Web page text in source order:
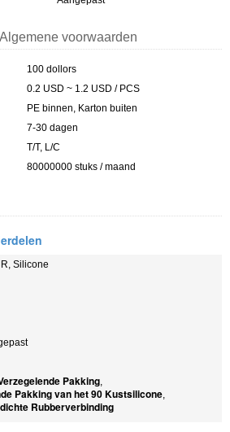
voorwaarden
100 dollors
0.2 USD ~ 1.2 USD / PCS
PE binnen, Karton buiten
7-30 dagen
T/T, L/C
80000000 stuks / maand
Silicone
Pakking,
Pakking van het 90 Kustsilicone,
Rubberverbinding